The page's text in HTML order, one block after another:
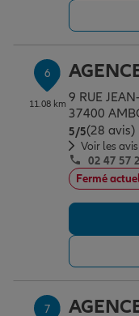
6
11.08 km 9 RUE
37400
5/5Note de 5 sur 5
(28 avis)
Voir les avis
02 47 57
Fermé
7